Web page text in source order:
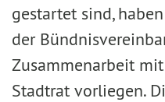
gestartet sind,
der
Zusammenarbeit
Stadtrat vorliegen.